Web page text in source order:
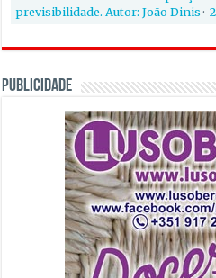
previsibilidade. Autor: João Dinis·
PUBLICIDADE